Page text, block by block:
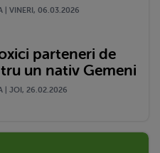
| VINERI, 06.03.2026
parteneri de
un nativ Gemeni
| JOI, 26.02.2026